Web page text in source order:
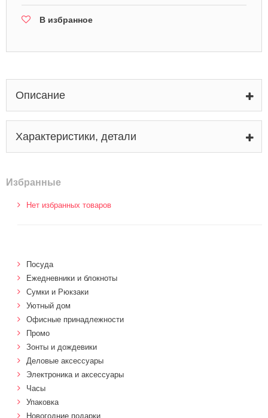
В избранное
Описание
Характеристики, детали
Избранные
Нет избранных товаров
Посуда
Ежедневники и блокноты
Сумки и Рюкзаки
Уютный дом
Офисные принадлежности
Промо
Зонты и дождевики
Деловые аксессуары
Электроника и аксессуары
Часы
Упаковка
Новогодние подарки